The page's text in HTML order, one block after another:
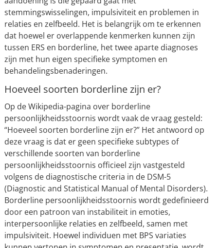
stemmingswisselingen, impulsiviteit en problemen in
relaties en zelfbeeld. Het is belangrijk om te erkennen
dat hoewel er overlappende kenmerken kunnen zijn
tussen ERS en borderline, het twee aparte diagnoses
zijn met hun eigen specifieke symptomen en
behandelingsbenaderingen.
Hoeveel soorten borderline zijn er?
Op de Wikipedia-pagina over borderline
persoonlijkheidsstoornis wordt vaak de vraag gesteld:
“Hoeveel soorten borderline zijn er?” Het antwoord op
deze vraag is dat er geen specifieke subtypes of
verschillende soorten van borderline
persoonlijkheidsstoornis officieel zijn vastgesteld
volgens de diagnostische criteria in de DSM-5
(Diagnostic and Statistical Manual of Mental Disorders).
Borderline persoonlijkheidsstoornis wordt gedefinieerd
door een patroon van instabiliteit in emoties,
interpersoonlijke relaties en zelfbeeld, samen met
impulsiviteit. Hoewel individuen met BPS variaties